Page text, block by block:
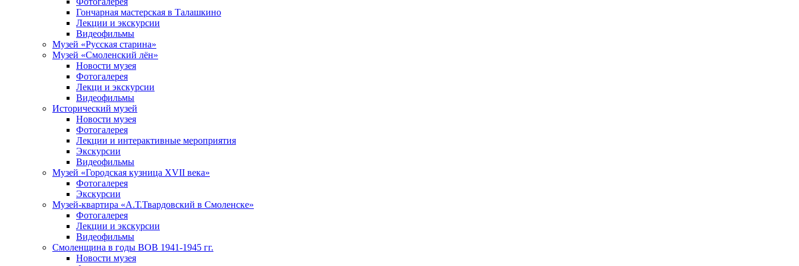
Гончарная мастерская в Талашкино
Лекции и экскурсии
Видеофильмы
Музей «Русская старина»
Музей «Смоленский лён»
Новости музея
Фотогалерея
Лекци и экскурсии
Видеофильмы
Исторический музей
Новости музея
Фотогалерея
Лекции и интерактивные мероприятия
Экскурсии
Видеофильмы
Музей «Городская кузница XVII века»
Фотогалерея
Экскурсии
Музей-квартира «А.Т.Твардовский в Смоленске»
Фотогалерея
Лекции и экскурсии
Видеофильмы
Смоленщина в годы ВОВ 1941-1945 гг.
Новости музея